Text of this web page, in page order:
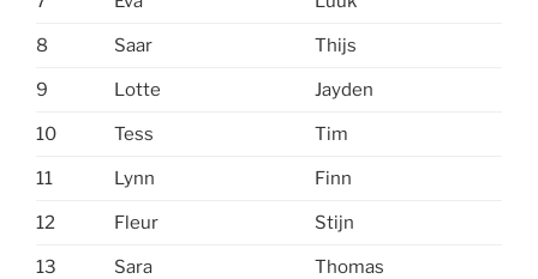
8 Saar Thijs
9 Lotte Jayden
10 Tess Tim
11 Lynn Finn
12 Fleur Stijn
13 Sara Thomas